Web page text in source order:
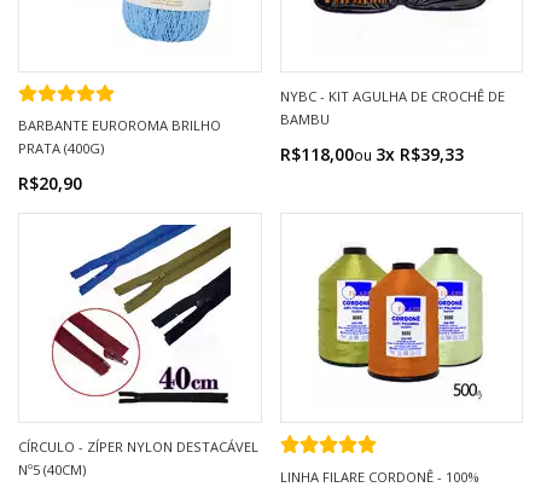
BARBANTE EUROROMA BRILHO
PRATA (400G)
R$20,90
NYBC - KIT AGULHA DE CROCHÊ DE
BAMBU
R$118,00 3x R$39,33
CÍRCULO - ZÍPER NYLON DESTACÁVEL
Nº5 (40CM)
LINHA FILARE CORDONÊ - 100%